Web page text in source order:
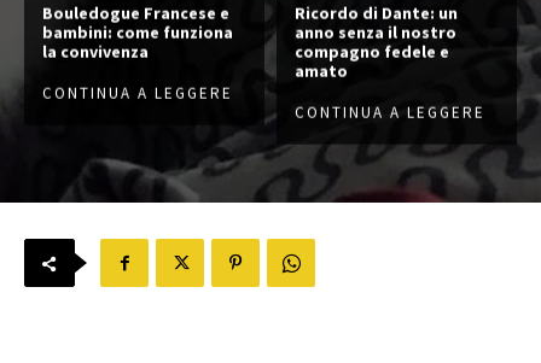
Bouledogue Francese e
bambini: come funziona
la convivenza
CONTINUA A LEGGERE
Ricordo di Dante: un
anno senza il nostro
compagno fedele e
amato
CONTINUA A LEGGERE